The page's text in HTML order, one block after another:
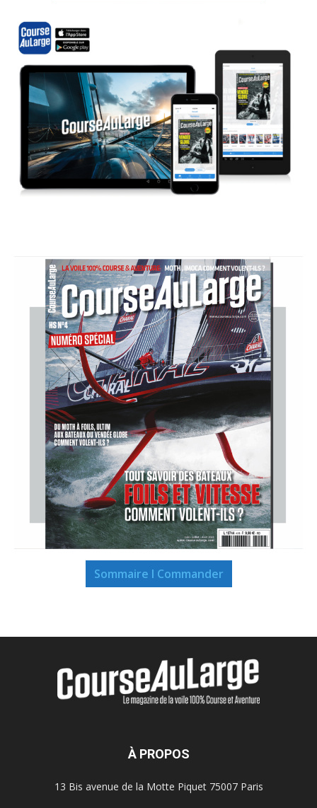
Sommaire I Commander
À PROPOS
13 Bis avenue de la Motte Piquet 75007 Paris